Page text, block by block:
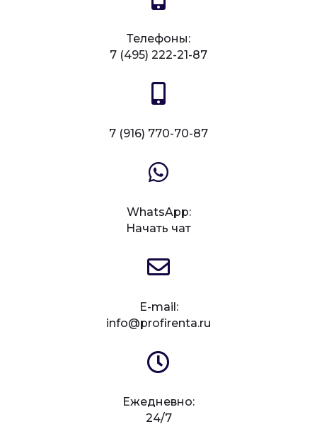
Телефоны:
7 (495) 222-21-87
7 (916) 770-70-87
WhatsApp:
Начать чат
E-mail:
info@profirenta.ru
Ежедневно:
24/7